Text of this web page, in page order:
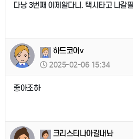
다낭 3번째 이제알다니. 택시타고 나갈
하드코어v
2025-02-06 15:34
좋아조하
크리스티나아길내놔